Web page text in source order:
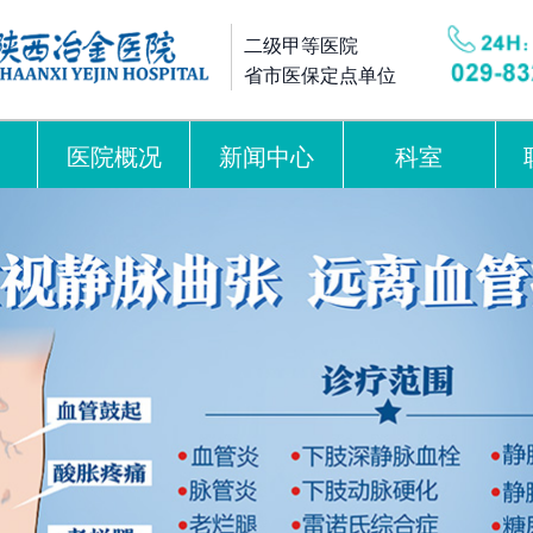
二级甲等医院
省市医保定点单位
医院概况 新闻中心 科室